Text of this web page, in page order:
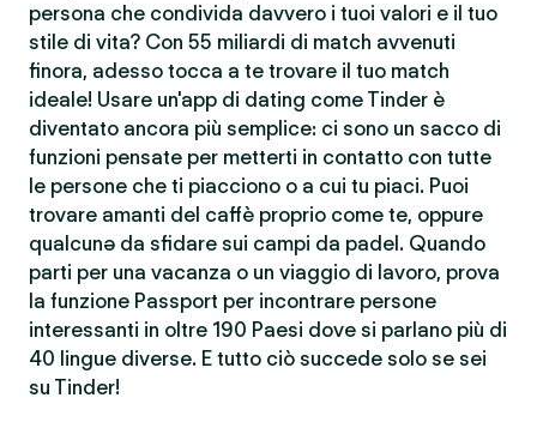
persona che condivida davvero i tuoi valori e il tuo
stile di vita? Con 55 miliardi di match avvenuti
finora, adesso tocca a te trovare il tuo match
ideale! Usare un'app di dating come Tinder è
diventato ancora più semplice: ci sono un sacco di
funzioni pensate per metterti in contatto con tutte
le persone che ti piacciono o a cui tu piaci. Puoi
trovare amanti del caffè proprio come te, oppure
qualcunə da sfidare sui campi da padel. Quando
parti per una vacanza o un viaggio di lavoro, prova
la funzione Passport per incontrare persone
interessanti in oltre 190 Paesi dove si parlano più di
40 lingue diverse. E tutto ciò succede solo se sei
su Tinder!